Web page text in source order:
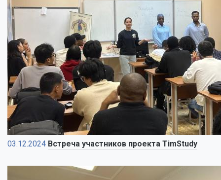
03.12.2024 Встреча участников проекта TimStudy